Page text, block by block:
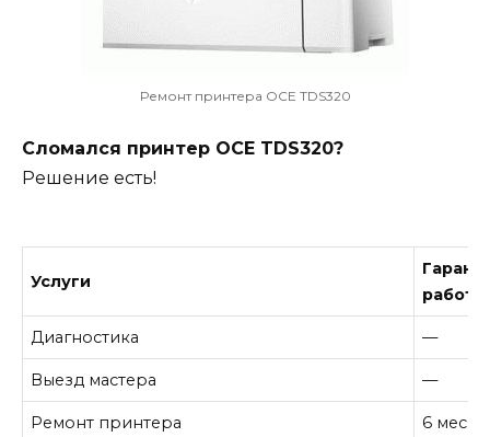
Ремонт принтера OCE TDS320
Сломался принтер OCE TDS320?
Решение есть!
Услуги
работу
Диагностика —
Выезд мастера —
Ремонт принтера 6